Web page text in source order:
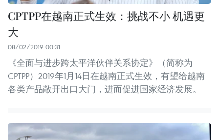
CPTPP在越南正式生效：挑战不小 机遇更
大
08/02/2019 00:31
《全面与进步跨太平洋伙伴关系协定》（简称为
CPTPP）2019年1月14日在越南正式生效，有望给越南
各类产品敞开出口大门，进而促进国家经济发展。